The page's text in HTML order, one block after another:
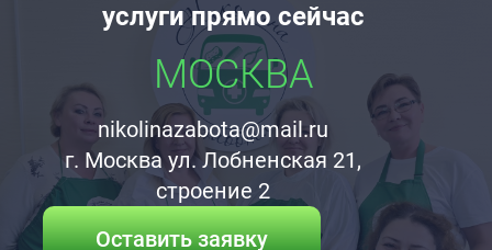
услуги прямо сейчас
МОСКВА
nikolinazabota@mail.ru
г. Москва ул. Лобненская 21,
строение 2
Оставить заявку